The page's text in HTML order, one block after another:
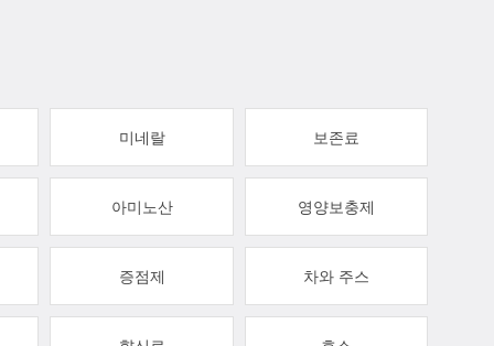
미네랄 보존료
아미노산 영양보충제
증점제 차와 주스